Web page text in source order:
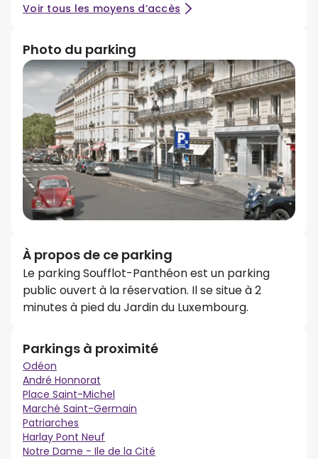
Voir tous les moyens d’accès
Photo du parking
À propos de ce parking
Le parking Soufflot-Panthéon est un parking
public ouvert à la réservation. Il se situe à 2
minutes à pied du Jardin du Luxembourg.
Parkings à proximité
Odéon
André Honnorat
Place Saint-Michel
Marché Saint-Germain
Patriarches
Harlay Pont Neuf
Notre Dame - Ile de la Cité